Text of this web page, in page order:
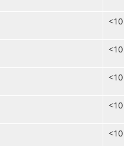
<10
<10
<10
<10
<10